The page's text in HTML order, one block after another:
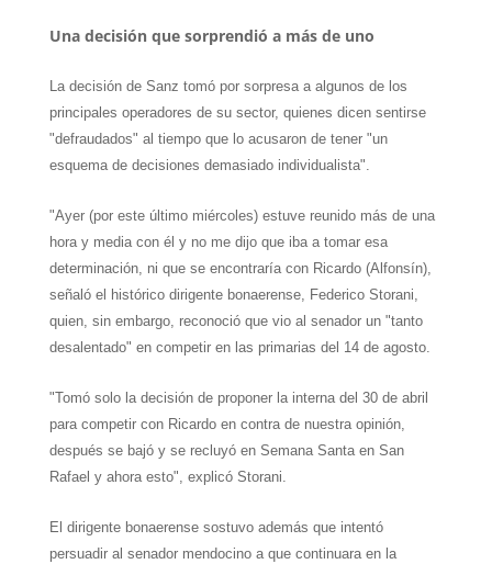
Una decisión que sorprendió a más de uno
La decisión de Sanz tomó por sorpresa a algunos de los
principales operadores de su sector, quienes dicen sentirse
"defraudados" al tiempo que lo acusaron de tener "un
esquema de decisiones demasiado individualista".
"Ayer (por este último miércoles) estuve reunido más de una
hora y media con él y no me dijo que iba a tomar esa
determinación, ni que se encontraría con Ricardo (Alfonsín),
señaló el histórico dirigente bonaerense, Federico Storani,
quien, sin embargo, reconoció que vio al senador un "tanto
desalentado" en competir en las primarias del 14 de agosto.
"Tomó solo la decisión de proponer la interna del 30 de abril
para competir con Ricardo en contra de nuestra opinión,
después se bajó y se recluyó en Semana Santa en San
Rafael y ahora esto", explicó Storani.
El dirigente bonaerense sostuvo además que intentó
persuadir al senador mendocino a que continuara en la